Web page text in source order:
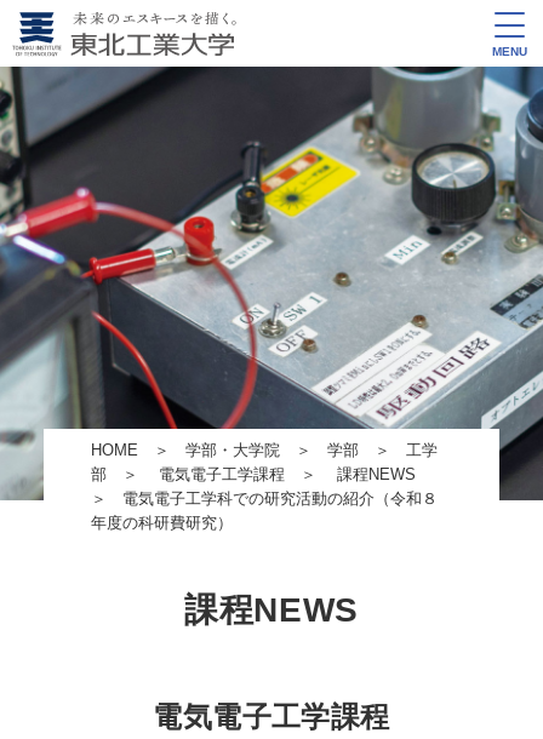
MENU
HOME ＞ 学部・大学院＞ 学部＞ 工学
部＞ 電気電子工学課程 ＞
課程NEWS
＞ 電気電子工学科での研究活動の紹介（令和８
年度の科研費研究）
課程NEWS
電気電子工学課程